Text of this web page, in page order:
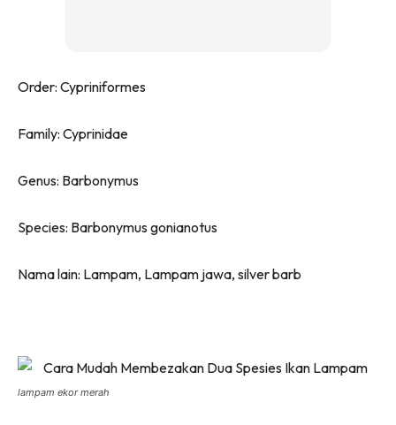
Order: Cypriniformes
Family: Cyprinidae
Genus: Barbonymus
Species: Barbonymus gonianotus
Nama lain: Lampam, Lampam jawa, silver barb
lampam ekor merah